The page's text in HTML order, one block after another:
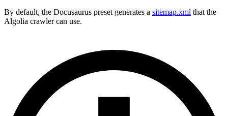
By default, the Docusaurus preset generates a sitemap.xml that the
Algolia crawler can use.